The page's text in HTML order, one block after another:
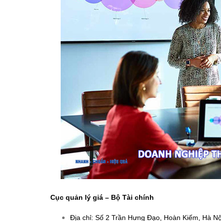
Cục quản lý giá – Bộ Tài chính
Địa chỉ: Số 2 Trần Hưng Đạo, Hoàn Kiếm, Hà